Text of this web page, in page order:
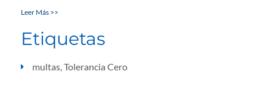
Leer Más >>
Etiquetas
multas,Tolerancia Cero